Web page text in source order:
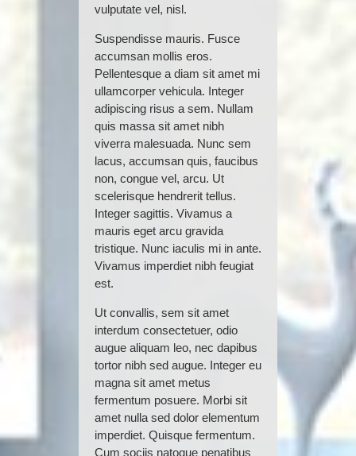
vulputate vel, nisl.
Suspendisse mauris. Fusce
accumsan mollis eros.
Pellentesque a diam sit amet mi
ullamcorper vehicula. Integer
adipiscing risus a sem. Nullam
quis massa sit amet nibh
viverra malesuada. Nunc sem
lacus, accumsan quis, faucibus
non, congue vel, arcu. Ut
scelerisque hendrerit tellus.
Integer sagittis. Vivamus a
mauris eget arcu gravida
tristique. Nunc iaculis mi in ante.
Vivamus imperdiet nibh feugiat
est.
Ut convallis, sem sit amet
interdum consectetuer, odio
augue aliquam leo, nec dapibus
tortor nibh sed augue. Integer eu
magna sit amet metus
fermentum posuere. Morbi sit
amet nulla sed dolor elementum
imperdiet. Quisque fermentum.
Cum sociis natoque penatibus